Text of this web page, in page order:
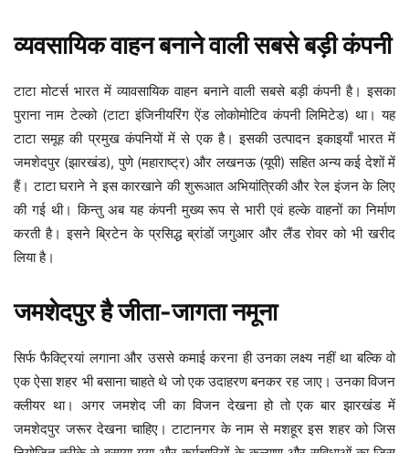
व्यवसायिक वाहन बनाने वाली सबसे बड़ी कंपनी
टाटा मोटर्स भारत में व्यावसायिक वाहन बनाने वाली सबसे बड़ी कंपनी है। इसका
पुराना नाम टेल्को (टाटा इंजिनीयरिंग ऐंड लोकोमोटिव कंपनी लिमिटेड) था। यह
टाटा समूह की प्रमुख कंपनियों में से एक है। इसकी उत्पादन इकाइयाँ भारत में
जमशेदपुर (झारखंड), पुणे (महाराष्ट्र) और लखनऊ (यूपी) सहित अन्य कई देशों में
हैं। टाटा घराने ने इस कारखाने की शुरूआत अभियांत्रिकी और रेल इंजन के लिए
की गई थी। किन्तु अब यह कंपनी मुख्य रूप से भारी एवं हल्के वाहनों का निर्माण
करती है। इसने ब्रिटेन के प्रसिद्ध ब्रांडों जगुआर और लैंड रोवर को भी खरीद
लिया है।
जमशेदपुर है जीता-जागता नमूना
सिर्फ फैक्ट्रियां लगाना और उससे कमाई करना ही उनका लक्ष्य नहीं था बल्कि वो
एक ऐसा शहर भी बसाना चाहते थे जो एक उदाहरण बनकर रह जाए। उनका विजन
क्लीयर था। अगर जमशेद जी का विजन देखना हो तो एक बार झारखंड में
जमशेदपुर जरूर देखना चाहिए। टाटानगर के नाम से मशहूर इस शहर को जिस